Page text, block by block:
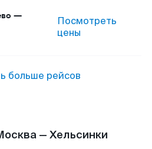
—
Посмотреть
цены
больше рейсов
— Хельсинки